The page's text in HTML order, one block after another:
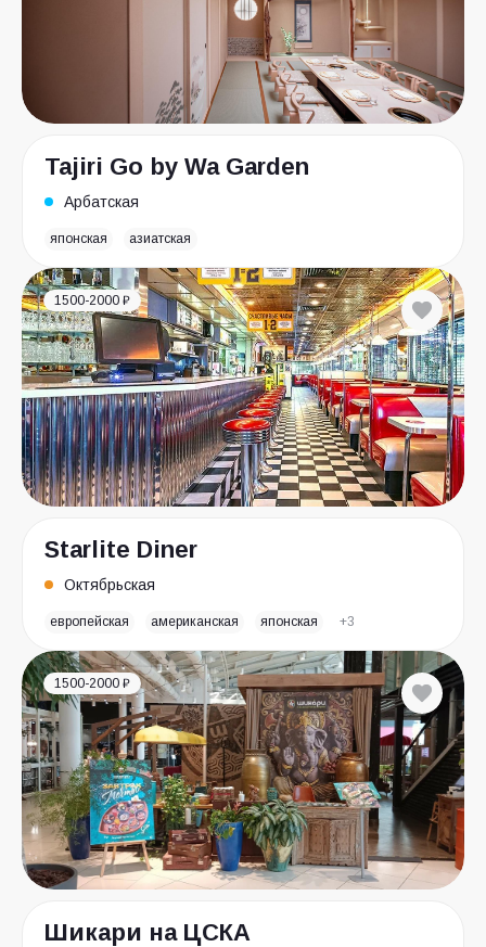
Tajiri Go by Wa Garden
Арбатская
японская азиатская
1500-2000 ₽
Starlite Diner
Октябрьская
европейская американская японская +3
1500-2000 ₽
Шикари на ЦСКА